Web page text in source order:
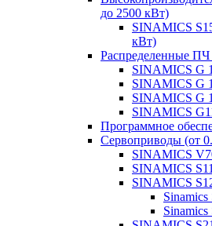
до 2500 кВт)
SINAMICS
кВт)
Распределенные
SINAMICS G
SINAMICS G
SINAMICS G
SINAMICS
Программное
Сервоприводы (от
SINAMICS
SINAMICS
SINAMICS
Sinamics